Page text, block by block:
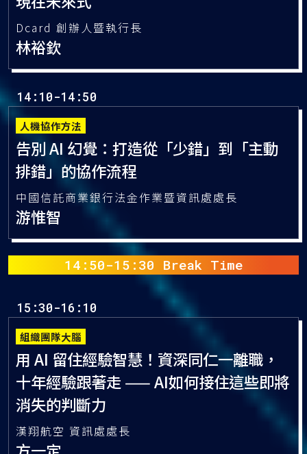
組織流程設計
AI 重構工作流，團隊做什麼？工作樣貌的
現在未來式
Dcard 創辦人暨執行長
林裕欽
人機協作方法
告別 AI 幻覺：打造從「少錯」到「主動
排錯」的協作流程
中國信託商業銀行法金作業暨資訊處處長
組織團隊大腦
用 AI 留住經驗智慧！資深同仁一離職，